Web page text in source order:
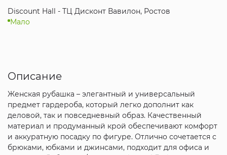
Discount Hall - ТЦ Дисконт Вавилон, Ростов
Мало
Описание
Женская рубашка – элегантный и универсальный
предмет гардероба, который легко дополнит как
деловой, так и повседневный образ. Качественный
материал и продуманный крой обеспечивают комфорт
и аккуратную посадку по фигуре. Отлично сочетается с
брюками, юбками и джинсами, подходит для офиса и